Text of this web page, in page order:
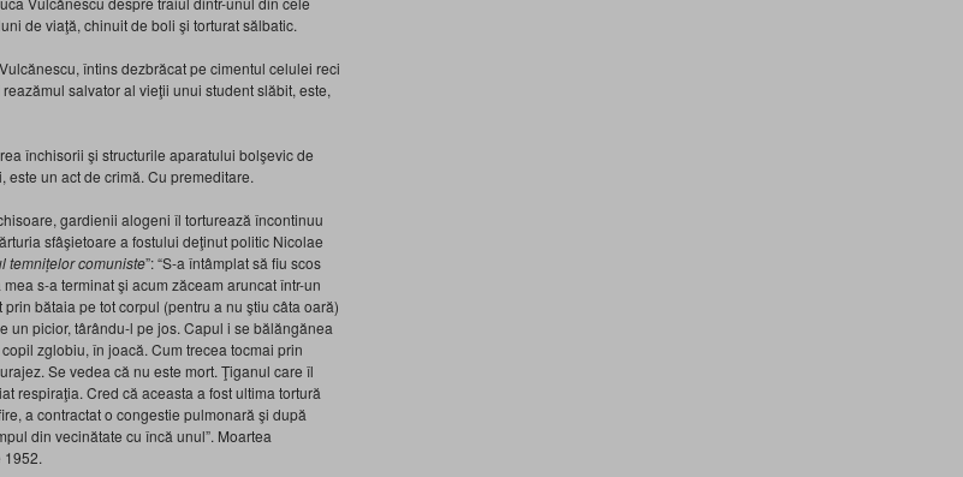
de viaţă, chinuit de boli şi torturat sălbatic.
întins dezbrăcat pe cimentul celulei reci
salvator al vieţii unui student slăbit, este,
închisorii şi structurile aparatului bolşevic de
un act de crimă. Cu premeditare.
gardienii alogeni îl torturează încontinuu
sfâşietoare a fostului deţinut politic Nicolae
temnițelor comuniste”: “S-a întâmplat să fiu scos
s-a terminat şi acum zăceam aruncat într-un
bătaia pe tot corpul (pentru a nu ştiu câta oară)
un picior, târându-l pe jos. Capul i se bălăngănea
zglobiu, în joacă. Cum trecea tocmai prin
Se vedea că nu este mort. Ţiganul care îl
respiraţia. Cred că aceasta a fost ultima tortură
a contractat o congestie pulmonară şi după
din vecinătate cu încă unul”. Moartea
1952.